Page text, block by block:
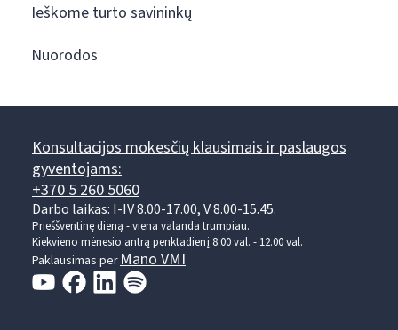
Ieškome turto savininkų
Nuorodos
Konsultacijos mokesčių klausimais ir paslaugos
gyventojams:
+370 5 260 5060
Darbo laikas: I-IV 8.00-17.00, V 8.00-15.45.
Prieššventinę dieną - viena valanda trumpiau.
Kiekvieno mėnesio antrą penktadienį 8.00 val. - 12.00 val.
Paklausimas per Mano VMI